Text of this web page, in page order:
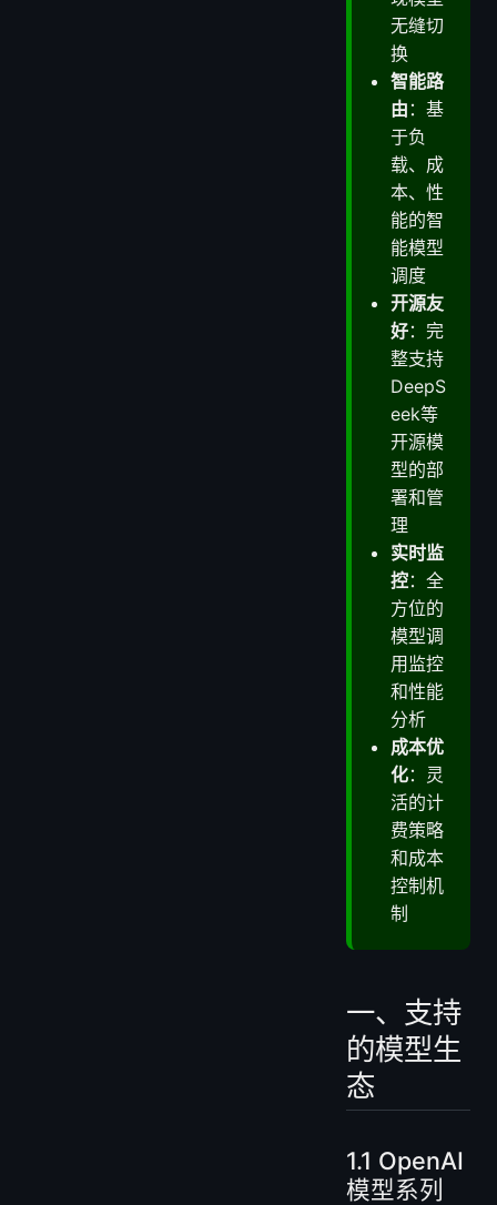
无缝切
换
智能路
由 ：基
于负
载、成
本、性
能的智
能模型
调度
开源友
好：完
整支持
DeepS
eek等
开源模
型的部
署和管
理
实时监
控：全
方位的
模型调
用监控
和性能
分析
成本优
化：灵
活的计
费策略
和成本
控制机
制
一、支持
的模型生
态
1.1 OpenAI
模型系列